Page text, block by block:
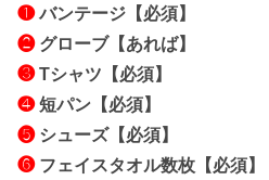
❶バンテージ【必須】
❷グローブ【あれば】
❸Tシャツ【必須】
❹短パン【必須】
❺シューズ【必須】
❻フェイスタオル数枚【必須】